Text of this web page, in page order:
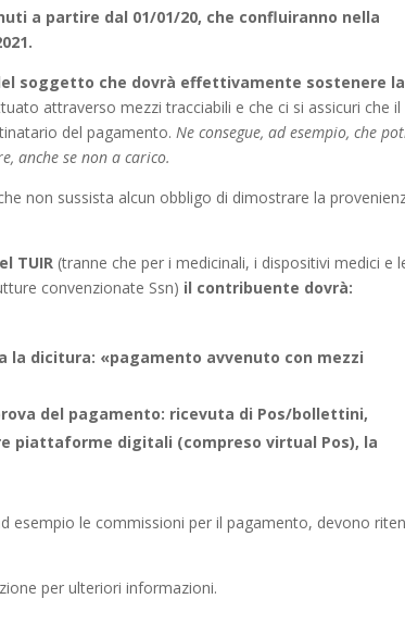
a partire dal 01/01/20, che confluiranno nella
soggetto che dovrà effettivamente sostenere la
attraverso mezzi tracciabili e che ci si assicuri che il
del pagamento.Ne consegue, ad esempio, che
anche se non a carico.
non sussista alcun obbligo di dimostrare la
TUIR (tranne che per i medicinali, i dispositivi medici e
convenzionate Ssn) il contribuente dovrà:
la dicitura: «pagamento avvenuto con mezzi
del pagamento: ricevuta di Pos/bollettini,
piattaforme digitali (compreso virtual Pos), la
esempio le commissioni per il pagamento, devono
per ulteriori informazioni.